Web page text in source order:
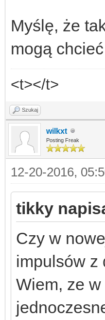
Myślę, że
mogą
<t></t>
Szukaj
wilkxt
Posting Freak
12-20-2016,
tikky
Czy w
impulsów z
Wiem, ze